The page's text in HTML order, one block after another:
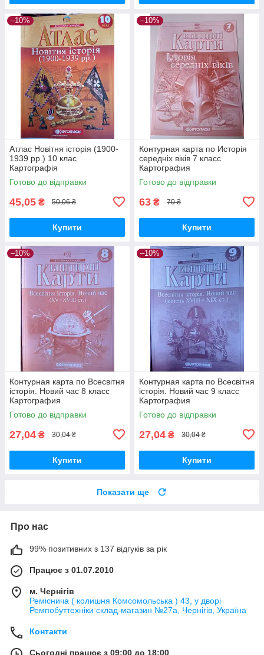
–10%
Атлас Новітня історія (1900-
1939 рр.) 10 клас
Картографія
Готово до відправки
45,05 ₴ 50,06 ₴
Купити
–10%
Контурная карта по Исторія
середніх віків 7 класс
Картография
Готово до відправки
63 ₴ 70 ₴
Купити
–10%
Контурная карта по Всесвітня
історія. Новий час 8 класс
Картография
Готово до відправки
27,04 ₴ 30,04 ₴
Купити
–10%
Контурная карта по Всесвітня
історія. Новий час 9 класс
Картография
Готово до відправки
27,04 ₴ 30,04 ₴
Купити
Показати ще
Про нас
99% позитивних з 137 відгуків за рік
Працює з 01.07.2010
м. Чернігів
Реміснича ( колишня Комсомольська ) 43, у дворі
Ремпобуттехніки склад-магазин №27a, Чернігів, Україна
Контакти
Сьогодні працює з 09:00 до 18:00